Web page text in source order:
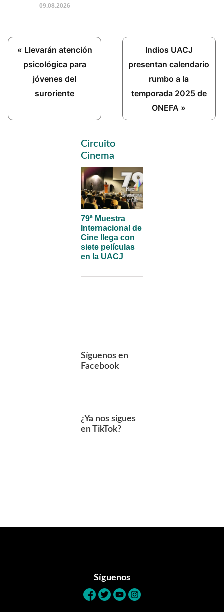
09.08.2026
Previous
Post:
« Llevarán atención
psicológica para
jóvenes del
suroriente
Next
Post:
Indios UACJ
presentan calendario
rumbo a la
temporada 2025 de
ONEFA »
Primary
Sidebar
Circuito
Cinema
79ª Muestra
Internacional de
Cine llega con
siete películas
en la UACJ
Síguenos en
Facebook
¿Ya nos sigues
en TikTok?
Síguenos